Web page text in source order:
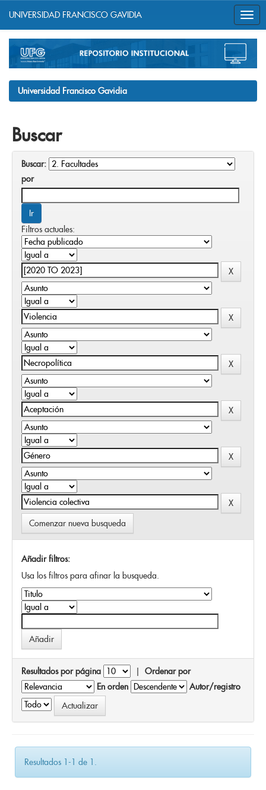
navigation
UNIVERSIDAD FRANCISCO GAVIDIA
Universidad Francisco Gavidia
Buscar
Buscar:
por
Filtros actuales:
Comenzar nueva busqueda
Añadir filtros:
Usa los filtros para afinar la busqueda.
Resultados por página | Ordenar por
En orden
Autor/registro
Resultados 1-1 de 1.